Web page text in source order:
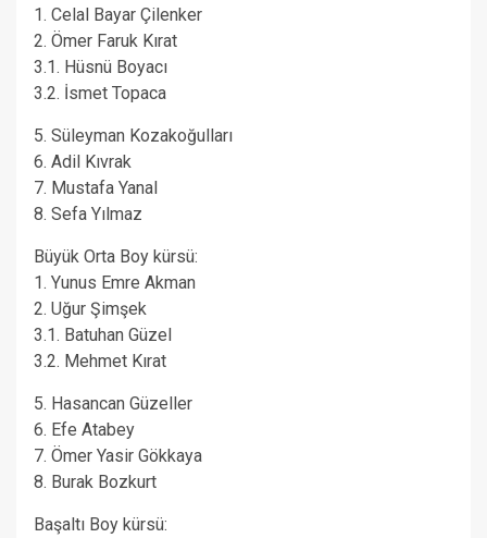
1. Celal Bayar Çilenker
2. Ömer Faruk Kırat
3.1. Hüsnü Boyacı
3.2. İsmet Topaca
5. Süleyman Kozakoğulları
6. Adil Kıvrak
7. Mustafa Yanal
8. Sefa Yılmaz
Büyük Orta Boy kürsü:
1. Yunus Emre Akman
2. Uğur Şimşek
3.1. Batuhan Güzel
3.2. Mehmet Kırat
5. Hasancan Güzeller
6. Efe Atabey
7. Ömer Yasir Gökkaya
8. Burak Bozkurt
Başaltı Boy kürsü: